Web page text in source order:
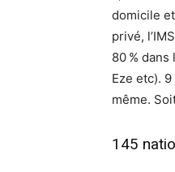
domicile
privé,
80 %
Eze etc).
même.
145